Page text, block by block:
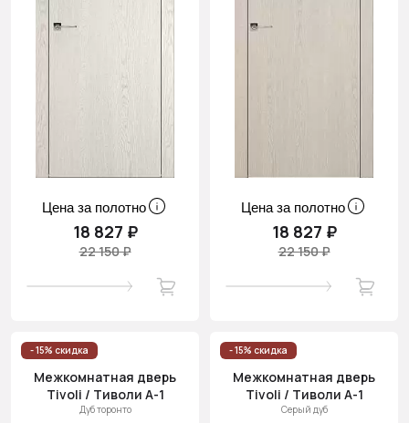
Цена за полотно
18 827 ₽
22 150 ₽
Цена за полотно
18 827 ₽
22 150 ₽
- 15% скидка
Межкомнатная дверь
Tivoli / Тиволи А-1
Дуб торонто
- 15% скидка
Межкомнатная дверь
Tivoli / Тиволи А-1
Серый дуб